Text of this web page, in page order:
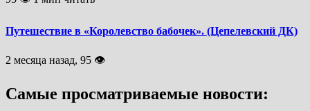
Путешествие в «Королевство бабочек». (Цепелевский ДК)
2 месяца назад, 95 👁
Самые просматриваемые новости: